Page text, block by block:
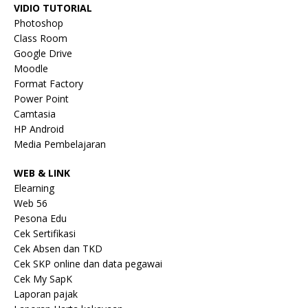
VIDIO TUTORIAL
Photoshop
Class Room
Google Drive
Moodle
Format Factory
Power Point
Camtasia
HP Android
Media Pembelajaran
WEB & LINK
Elearning
Web 56
Pesona Edu
Cek Sertifikasi
Cek Absen dan TKD
Cek SKP online dan data pegawai
Cek My SapK
Laporan pajak